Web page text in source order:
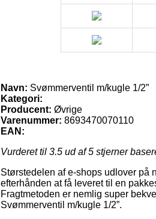
Navn: Svømmerventil m/kugle 1/2”
Kategori:
Producent: Øvrige
Varenummer: 8693470070110
EAN:
Vurderet til 3.5 ud af 5 stjerner
Størstedelen af e-shops udlover på
efterhånden at få leveret til en
Fragtmetoden er nemlig super
Svømmerventil m/kugle 1/2”.